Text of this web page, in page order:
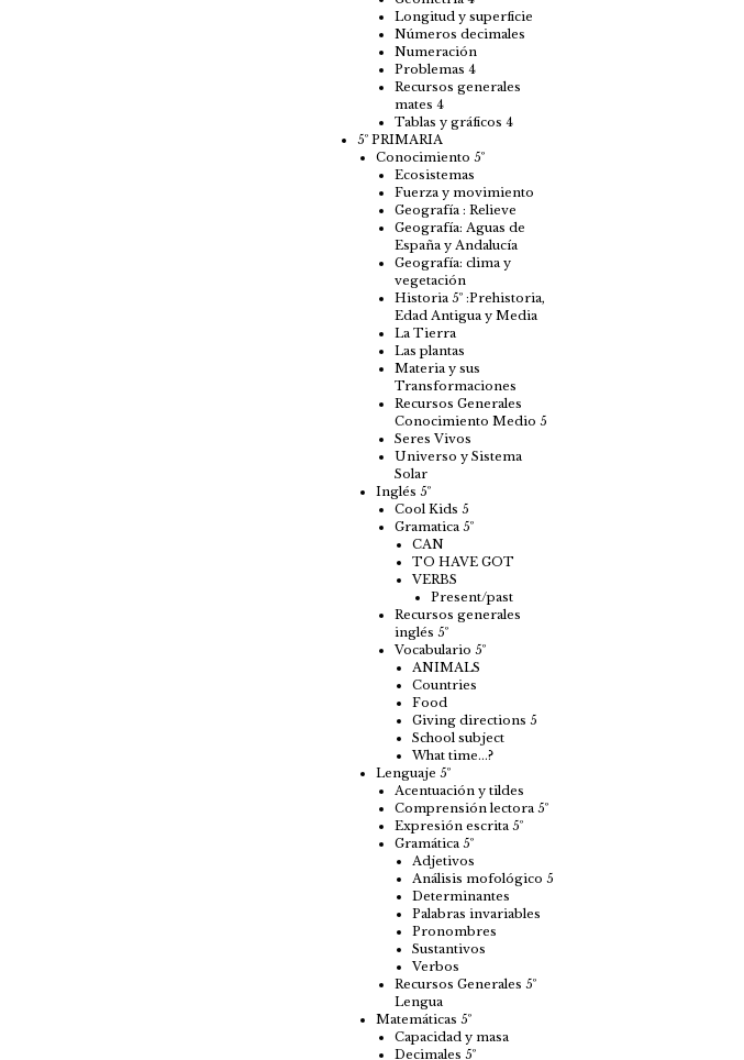
Longitud y superficie
Números decimales
Numeración
Problemas 4
Recursos generales
mates 4
Tablas y gráficos 4
5º PRIMARIA
Conocimiento 5º
Ecosistemas
Fuerza y movimiento
Geografía : Relieve
Geografía: Aguas de
España y Andalucía
Geografía: clima y
vegetación
Historia 5º :Prehistoria,
Edad Antigua y Media
La Tierra
Las plantas
Materia y sus
Transformaciones
Recursos Generales
Conocimiento Medio 5
Seres Vivos
Universo y Sistema
Solar
Inglés 5º
Cool Kids 5
Gramatica 5º
CAN
TO HAVE GOT
VERBS
Present/past
Recursos generales
inglés 5º
Vocabulario 5º
ANIMALS
Countries
Food
Giving directions 5
School subject
What time…?
Lenguaje 5º
Acentuación y tildes
Comprensión lectora 5º
Expresión escrita 5º
Gramática 5º
Adjetivos
Análisis mofológico 5
Determinantes
Palabras invariables
Pronombres
Sustantivos
Verbos
Recursos Generales 5º
Lengua
Matemáticas 5º
Capacidad y masa
Decimales 5º